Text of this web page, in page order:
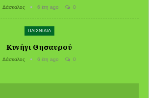
Δάσκαλος 6 έτη ago 0
ΠΑΙΧΝΙΔΙΑ
Κυνήγι Θησαυρού
Δάσκαλος 6 έτη ago 0